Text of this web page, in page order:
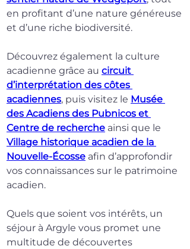
en profitant d’une nature généreuse
et d’une riche biodiversité.
Découvrez également la culture
acadienne grâce au circuit
d’interprétation des côtes
acadiennes, puis visitez le Musée
des Acadiens des Pubnicos et
Centre de recherche ainsi que le
Village historique acadien de la
Nouvelle-Écosse afin d’approfondir
vos connaissances sur le patrimoine
acadien.
Quels que soient vos intérêts, un
séjour à Argyle vous promet une
multitude de découvertes